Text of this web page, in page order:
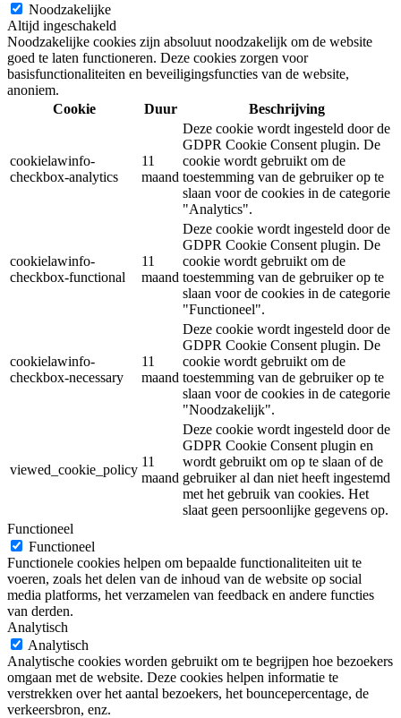
Noodzakelijke
Altijd ingeschakeld
Noodzakelijke cookies zijn absoluut noodzakelijk om de website
goed te laten functioneren. Deze cookies zorgen voor
basisfunctionaliteiten en beveiligingsfuncties van de website,
anoniem.
Cookie
Duur Beschrijving
cookielawinfo-
checkbox-analytics
11
maand
Deze cookie wordt ingesteld door de
GDPR Cookie Consent plugin. De
cookie wordt gebruikt om de
toestemming van de gebruiker op te
slaan voor de cookies in de categorie
"Analytics".
cookielawinfo-
checkbox-functional
11
maand
Deze cookie wordt ingesteld door de
GDPR Cookie Consent plugin. De
cookie wordt gebruikt om de
toestemming van de gebruiker op te
slaan voor de cookies in de categorie
"Functioneel".
cookielawinfo-
checkbox-necessary
11
maand
Deze cookie wordt ingesteld door de
GDPR Cookie Consent plugin. De
cookie wordt gebruikt om de
toestemming van de gebruiker op te
slaan voor de cookies in de categorie
"Noodzakelijk".
viewed_cookie_policy
11
maand
Deze cookie wordt ingesteld door de
GDPR Cookie Consent plugin en
wordt gebruikt om op te slaan of de
gebruiker al dan niet heeft ingestemd
met het gebruik van cookies. Het
slaat geen persoonlijke gegevens op.
Functioneel
Functioneel
Functionele cookies helpen om bepaalde functionaliteiten uit te
voeren, zoals het delen van de inhoud van de website op social
media platforms, het verzamelen van feedback en andere functies
van derden.
Analytisch
Analytisch
Analytische cookies worden gebruikt om te begrijpen hoe bezoekers
omgaan met de website. Deze cookies helpen informatie te
verstrekken over het aantal bezoekers, het bouncepercentage, de
verkeersbron, enz.